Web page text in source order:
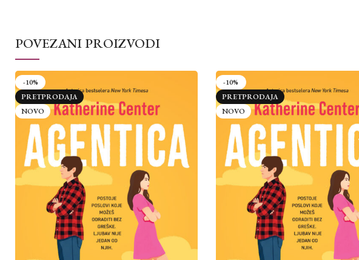
POVEZANI PROIZVODI
-10%
PRETPRODAJA
NOVO
-10%
PRETPRODAJA
NOVO